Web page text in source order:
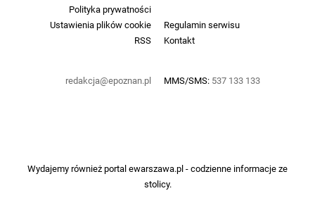
Polityka prywatności
Ustawienia plików cookie
Regulamin serwisu
RSS
Kontakt
redakcja@epoznan.pl MMS/SMS: 537 133 133
Wydajemy również portalewarszawa.pl- codzienne informacje ze
stolicy.